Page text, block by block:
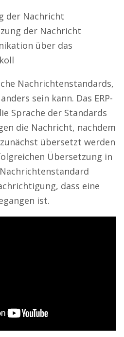
der Nachricht
der Nachricht
über das
Nachrichtenstandards,
sein kann. Das ERP-
Sprache der Standards
die Nachricht, nachdem
übersetzt werden
Übersetzung in
dass eine
ist.